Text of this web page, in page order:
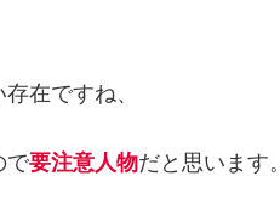
在ですね、
で要注意人物だと思います。